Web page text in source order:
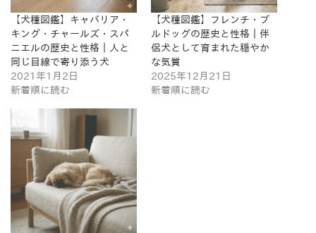
【犬種図鑑】キャバリア・
キング・チャールズ・スパ
ニエルの歴史と性格｜人と
同じ目線で寄り添う犬
2021年1月2日
新着順に読む
【犬種図鑑】フレンチ・ブ
ルドッグの歴史と性格｜伴
侶犬として育まれた穏やか
な気質
2025年12月21日
新着順に読む